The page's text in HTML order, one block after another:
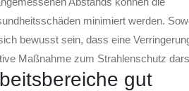
minimiert werden.
bewusst sein, dass eine
Maßnahme zum Strahlenschutz
gut